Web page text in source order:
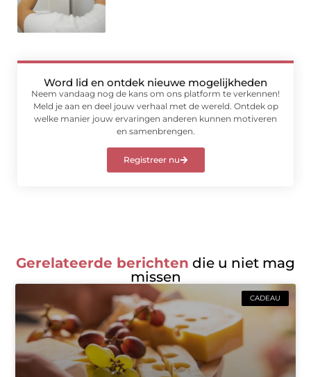
Word lid en ontdek nieuwe mogelijkheden
Neem vandaag nog de kans om ons platform te verkennen!
Meld je aan en deel jouw verhaal met de wereld. Ontdek op
welke manier jouw ervaringen anderen kunnen motiveren
en samenbrengen.
Registreer nu
Gerelateerde berichten die u niet mag
missen
CADEAU